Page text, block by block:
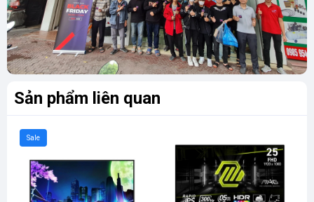
Sản phẩm liên quan
Sale